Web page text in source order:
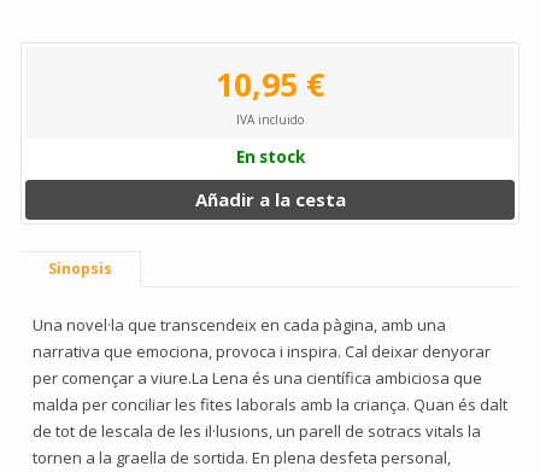
10,95 €
IVA incluido
En stock
Añadir a la cesta
Sinopsis
Una novel·la que transcendeix en cada pàgina, amb una
narrativa que emociona, provoca i inspira. Cal deixar denyorar
per començar a viure.La Lena és una científica ambiciosa que
malda per conciliar les fites laborals amb la criança. Quan és dalt
de tot de lescala de les il·lusions, un parell de sotracs vitals la
tornen a la graella de sortida. En plena desfeta personal,